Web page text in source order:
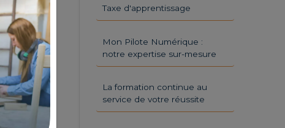
Taxe d'apprentissage
Mon Pilote Numérique :
notre expertise sur-mesure
La formation continue au
service de votre réussite